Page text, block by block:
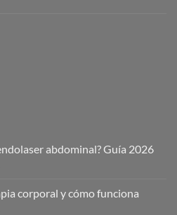
abdominal? Guía 2026
cuesta
el
corporal y cómo funciona